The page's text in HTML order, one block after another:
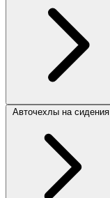
Авточехлы на сидения